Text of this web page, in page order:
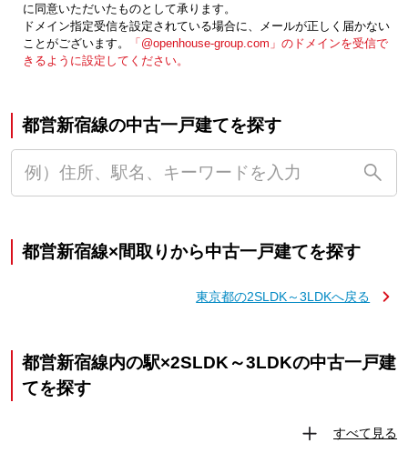
に同意いただいたものとして承ります。
ドメイン指定受信を設定されている場合に、メールが正しく届かない
ことがございます。
「@openhouse-group.com」のドメインを受信で
きるように設定してください。
都営新宿線の中古一戸建てを探す
都営新宿線×間取りから中古一戸建てを探す
東京都の2SLDK～3LDKへ戻る
都営新宿線内の駅×2SLDK～3LDKの中古一戸建
てを探す
すべて見る